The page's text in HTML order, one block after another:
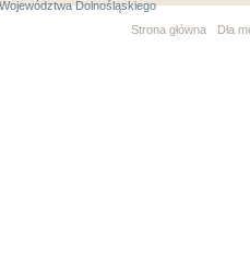
Dolnośląskiego
Strona główna
Dla